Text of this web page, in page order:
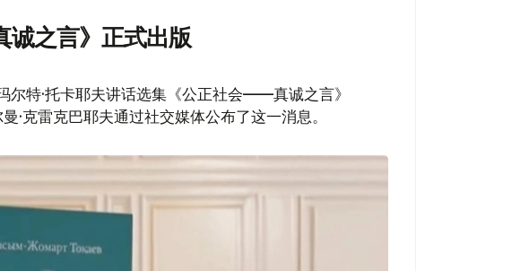
之言》正式出版
尔特·托卡耶夫讲话选集《公正社会——真诚之言》
·克雷克巴耶夫通过社交媒体公布了这一消息。